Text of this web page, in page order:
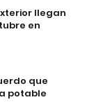
llegan
en
que
potable